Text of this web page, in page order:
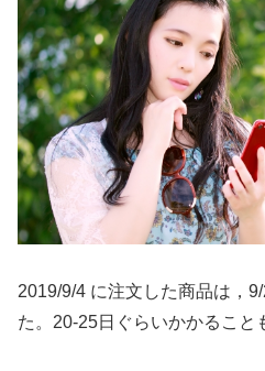
2019/9/4 に注文した商品は，
た。20-25日ぐらいかかること